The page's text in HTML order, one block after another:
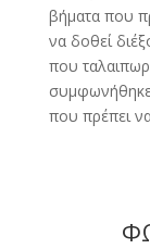
βήματα που
να δοθεί
που
που πρέπει